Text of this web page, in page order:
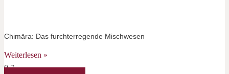
Chimära: Das furchterregende Mischwesen
Weiterlesen »